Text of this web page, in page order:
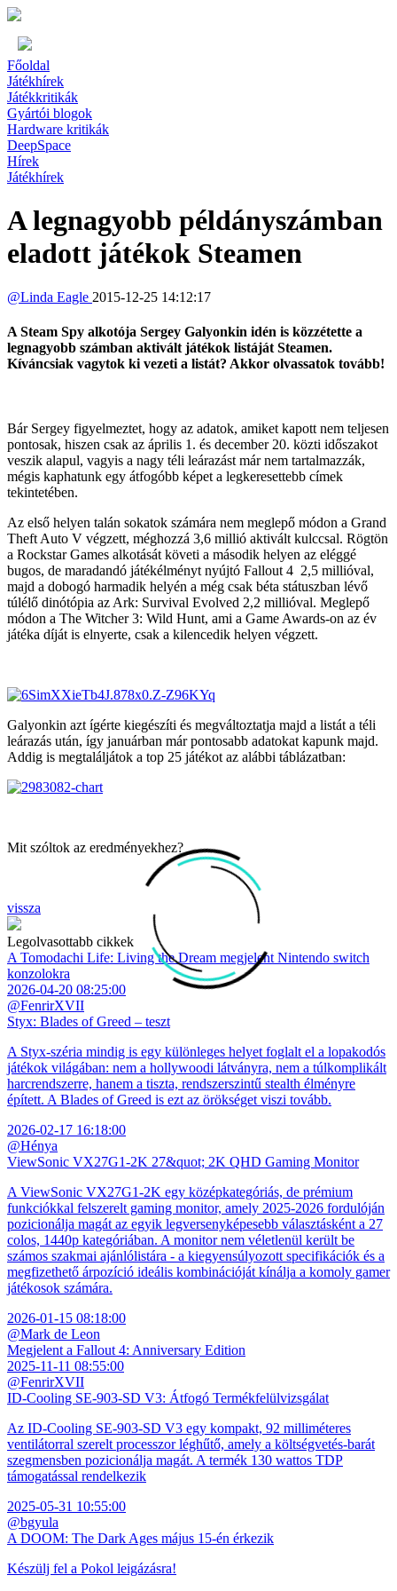
Főoldal
Játékhírek
Játékkritikák
Gyártói blogok
Hardware kritikák
DeepSpace
Hírek
Játékhírek
A legnagyobb példányszámban
eladott játékok Steamen
@Linda Eagle 2015-12-25 14:12:17
A Steam Spy alkotója Sergey Galyonkin idén is közzétette a
legnagyobb számban aktivált játékok listáját Steamen.
Kíváncsiak vagytok ki vezeti a listát? Akkor olvassatok tovább!
Bár Sergey figyelmeztet, hogy az adatok, amiket kapott nem teljesen
pontosak, hiszen csak az április 1. és december 20. közti időszakot
veszik alapul, vagyis a nagy téli leárazást már nem tartalmazzák,
mégis kaphatunk egy átfogóbb képet a legkeresettebb címek
tekintetében.
Az első helyen talán sokatok számára nem meglepő módon a Grand
Theft Auto V végzett, méghozzá 3,6 millió aktivált kulccsal. Rögtön
a Rockstar Games alkotását követi a második helyen az eléggé
bugos, de maradandó játékélményt nyújtó Fallout 4 2,5 millióval,
majd a dobogó harmadik helyén a még csak béta státuszban lévő
túlélő dinótópia az Ark: Survival Evolved 2,2 millióval. Meglepő
módon a The Witcher 3: Wild Hunt, ami a Game Awards-on az év
játéka díját is elnyerte, csak a kilencedik helyen végzett.
Galyonkin azt ígérte kiegészíti és megváltoztatja majd a listát a téli
leárazás után, így januárban már pontosabb adatokat kapunk majd.
Addig is megtaláljátok a top 25 játékot az alábbi táblázatban:
Mit szóltok az eredményekhez?
vissza
Legolvasottabb cikkek
A Tomodachi Life: Living the Dream megjelent Nintendo switch
konzolokra
2026-04-20 08:25:00
@FenrirXVII
Styx: Blades of Greed – teszt
A Styx-széria mindig is egy különleges helyet foglalt el a lopakodós
játékok világában: nem a hollywoodi látványra, nem a túlkomplikált
harcrendszerre, hanem a tiszta, rendszerszintű stealth élményre
épített. A Blades of Greed is ezt az örökséget viszi tovább.
2026-02-17 16:18:00
@Hénya
ViewSonic VX27G1-2K 27&quot; 2K QHD Gaming Monitor
A ViewSonic VX27G1-2K egy középkategóriás, de prémium
funkciókkal felszerelt gaming monitor, amely 2025-2026 fordulóján
pozicionálja magát az egyik legversenyképesebb választásként a 27
colos, 1440p kategóriában. A monitor nem véletlenül került be
számos szakmai ajánlólistára - a kiegyensúlyozott specifikációk és a
megfizethető árpozíció ideális kombinációját kínálja a komoly gamer
játékosok számára.
2026-01-15 08:18:00
@Mark de Leon
Megjelent a Fallout 4: Anniversary Edition
2025-11-11 08:55:00
@FenrirXVII
ID-Cooling SE-903-SD V3: Átfogó Termékfelülvizsgálat
Az ID-Cooling SE-903-SD V3 egy kompakt, 92 milliméteres
ventilátorral szerelt processzor léghűtő, amely a költségvetés-barát
szegmensben pozicionálja magát. A termék 130 wattos TDP
támogatással rendelkezik
2025-05-31 10:55:00
@bgyula
A DOOM: The Dark Ages május 15-én érkezik
Készülj fel a Pokol leigázásra!